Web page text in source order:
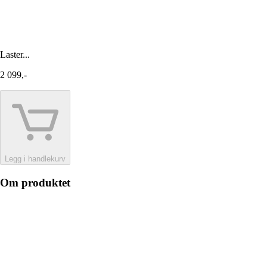
Laster...
2 099,-
Legg i handlekurv
Om produktet